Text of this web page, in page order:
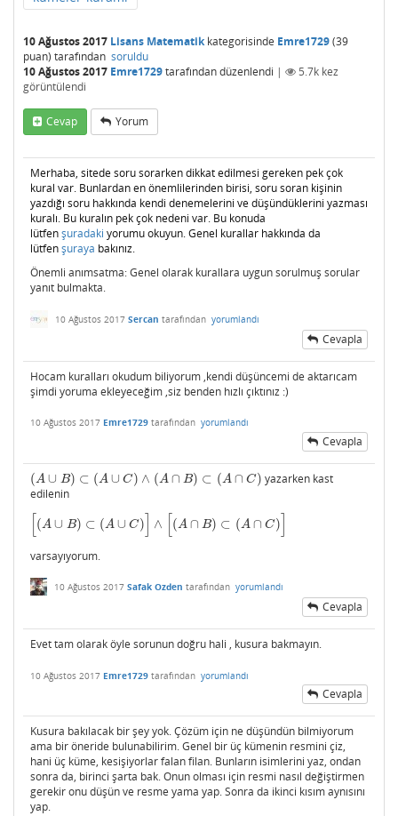
10 Ağustos 2017 Lisans Matematikkategorisinde Emre1729(39
puan) tarafından soruldu
10 Ağustos 2017 Emre1729tarafındandüzenlendi | 5.7k kez
görüntülendi
Cevap Yorum
Merhaba, sitede soru sorarken dikkat edilmesi gereken pek çok
kural var. Bunlardan en önemlilerinden birisi, soru soran kişinin
yazdığı soru hakkında kendi denemelerini ve düşündüklerini yazması
kuralı. Bu kuralın pek çok nedeni var. Bu konuda
lütfenşuradaki yorumu okuyun. Genel kurallar hakkında da
lütfenşuraya bakınız.
Önemli anımsatma: Genel olarak kurallara uygun sorulmuş sorular
yanıt bulmakta.
10 Ağustos 2017 Sercan tarafından yorumlandı
Cevapla
Hocam kuralları okudum biliyorum ,kendi düşüncemi de aktarıcam
şimdi yoruma ekleyeceğim ,siz benden hızlı çıktınız :)
10 Ağustos 2017 Emre1729 tarafından yorumlandı
Cevapla
( A ∪ B) ⊂ ( A ∪ C) ∧ ( A ∩ B) ⊂ ( A ∩ C)
(A∪B ⊂(A ∪C )∧(A∩B)⊂(A ∩C)
yazarken kast
edilenin
(A ∪ B) ⊂ (A ∪ C) ∧ (A ∩ B) ⊂ (A ∩ C)
[ (A∪B)⊂( A∪C ]∧ A∩B)⊂(A∩C ]
varsayıyorum.
10 Ağustos 2017 Safak Ozden tarafından yorumlandı
Cevapla
Evet tam olarak öyle sorunun doğru hali , kusura bakmayın.
10 Ağustos 2017 Emre1729 tarafından yorumlandı
Cevapla
Kusura bakılacak bir şey yok. Çözüm için ne düşündün bilmiyorum
ama bir öneride bulunabilirim. Genel bir üç kümenin resmini çiz,
hani üç küme, kesişiyorlar falan filan. Bunların isimlerini yaz, ondan
sonra da, birinci şarta bak. Onun olması için resmi nasıl değiştirmen
gerekir onu düşün ve resme yama yap. Sonra da ikinci kısım aynısını
yap.